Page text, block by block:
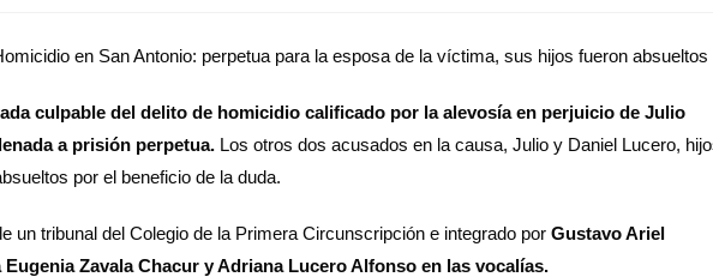
culpable del delito de homicidio calificado por la alevosía en perjuicio de Julio
a prisión perpetua. Los otros dos acusados en la causa, Julio y Daniel Lucero,
por el beneficio de la duda.
un tribunal del Colegio de la Primera Circunscripción e integrado por Gustavo Ariel
Zavala Chacur y Adriana Lucero Alfonso en las vocalías.